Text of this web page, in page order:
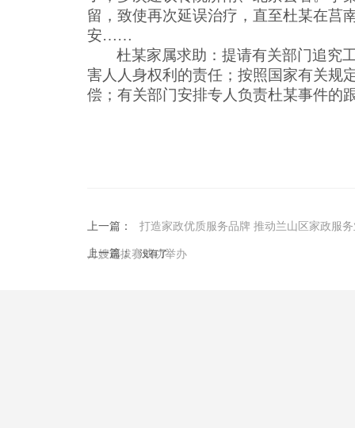
留， 致使再次延误治疗 ， 直至杜某在莒
安……
杜某家属求助： 提请有关部门追究
害人人身权利 的责任； 按照国家有关规
偿； 有关部门安排专人负责杜某事件的
上一篇： 打造家政优质服务品牌 推动兰山区家政服
月嫂选拔赛成功举办
上一篇： 没有了